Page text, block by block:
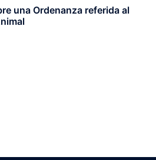
una Ordenanza referida al